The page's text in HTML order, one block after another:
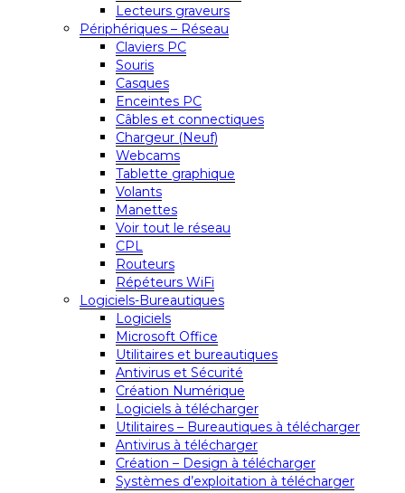
Lecteurs graveurs
Périphériques – Réseau
Claviers PC
Souris
Casques
Enceintes PC
Câbles et connectiques
Chargeur (Neuf)
Webcams
Tablette graphique
Volants
Manettes
Voir tout le réseau
CPL
Routeurs
Répéteurs WiFi
Logiciels-Bureautiques
Logiciels
Microsoft Office
Utilitaires et bureautiques
Antivirus et Sécurité
Création Numérique
Logiciels à télécharger
Utilitaires – Bureautiques à télécharger
Antivirus à télécharger
Création – Design à télécharger
Systèmes d’exploitation à télécharger